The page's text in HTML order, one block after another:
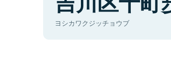
ヨシカワクジッチョウブ